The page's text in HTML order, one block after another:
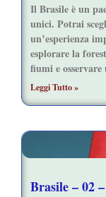
Il Brasile è un
unici. Potrai
un’esperienza
esplorare la
fiumi e osservare
Leggi Tutto »
Brasile – 02